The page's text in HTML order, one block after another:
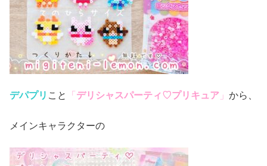
デパプリ こと 「 デリシャスパーティ♡プリキュア 」 から、
メインキャラクターの